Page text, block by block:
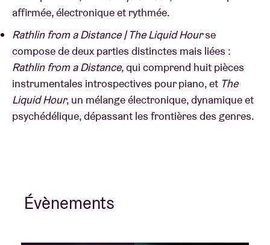
affirmée, électronique et rythmée.
Rathlin from a Distance | The Liquid Hourse
compose de deux parties distinctes mais liées :
Rathlin from a Distance, qui comprend huit pièces
instrumentales introspectives pour piano, et The
Liquid Hour, un mélange électronique, dynamique et
psychédélique, dépassant les frontières des genres.
Évènements